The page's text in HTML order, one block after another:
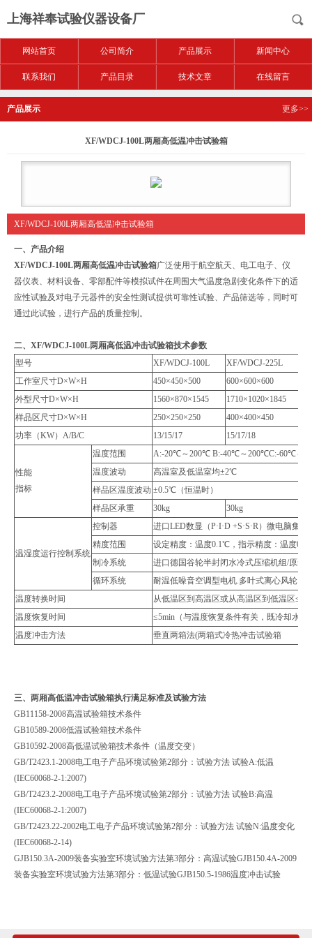
上海祥奉试验仪器设备厂
网站首页 公司简介 产品展示 新闻中心
联系我们 产品目录 技术文章 在线留言
产品展示 更多>>
XF/WDCJ-100L两厢高低温冲击试验箱
XF/WDCJ-100L两厢高低温冲击试验箱
一、产品介绍
XF/WDCJ-100L两厢高低温冲击试验箱广泛使用于航空航天、电工电子、仪
器仪表、材料设备、零部配件等模拟试件在周围大气温度急剧变化条件下的适
应性试验及对电子元器件的安全性测试提供可靠性试验、产品筛选等，同时可
通过此试验，进行产品的质量控制。
二、 XF/WDCJ-100L两厢高低温冲击试验箱技术参数
型号
XF/WDCJ-100L XF/WDCJ-225L
工作室尺寸D×W×H
450×450×500 600×600×600
外型尺寸D×W×H
1560×870×1545 1710×1020×1845
样品区尺寸D×W×H
250×250×250 400×400×450
功率（KW）A/B/C
13/15/17 15/17/18
性能
指标
温度范围
A:-20℃～200℃ B:-40℃～200℃C:-60℃～
温度波动
高温室及低温室均±2℃
样品区温度波动 ±0.5℃（恒温时）
样品区承重
30kg 30kg
温湿度运行控制系统
控制器
进口LED数显（P·I·D +S·S·R）微电脑集成
精度范围
设定精度：温度0.1℃，指示精度：温度
制冷系统
进口德国谷轮半封闭水冷式压缩机组/原装
循环系统
耐温低噪音空调型电机.多叶式离心风轮
温度转换时间
从低温区到高温区或从高温区到低温区
温度恢复时间
≤5min（与温度恢复条件有关，既冷却水
温度冲击方法
垂直两箱法(两箱式冷热冲击试验箱
三、 两厢高低温冲击试验箱执行满足标准及试验方法
GB11158-2008高温试验箱技术条件
GB10589-2008低温试验箱技术条件
GB10592-2008高低温试验箱技术条件（温度交变）
GB/T2423.1-2008电工电子产品环境试验第2部分：试验方法 试验A:低温
(IEC60068-2-1:2007)
GB/T2423.2-2008电工电子产品环境试验第2部分：试验方法 试验B:高温
(IEC60068-2-1:2007)
GB/T2423.22-2002电工电子产品环境试验第2部分：试验方法 试验N:温度变化
(IEC60068-2-14)
GJB150.3A-2009装备实验室环境试验方法第3部分：高温试验GJB150.4A-2009
装备实验室环境试验方法第3部分：低温试验GJB150.5-1986温度冲击试验